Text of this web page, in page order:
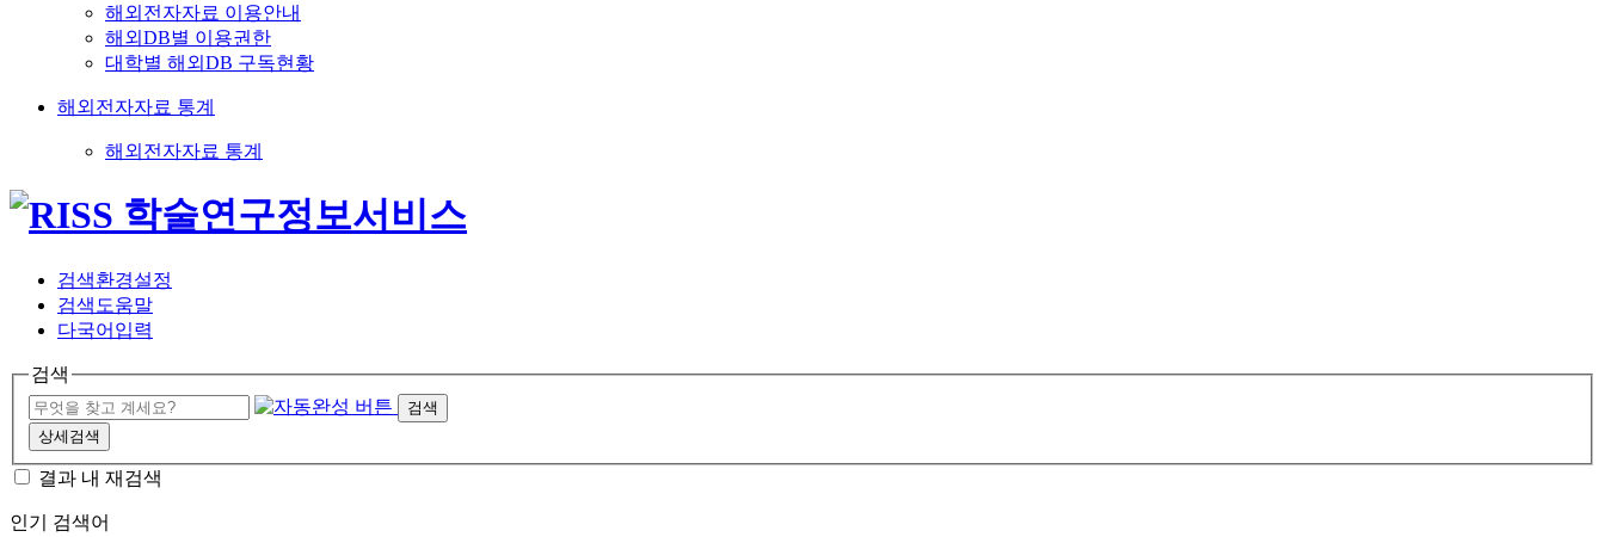
해외전자자료 이용안내
해외DB별 이용권한
대학별 해외DB 구독현황
해외전자자료 통계
해외전자자료 통계
검색환경설정
검색도움말
다국어입력
검색
검색
상세검색
결과 내 재검색
인기 검색어